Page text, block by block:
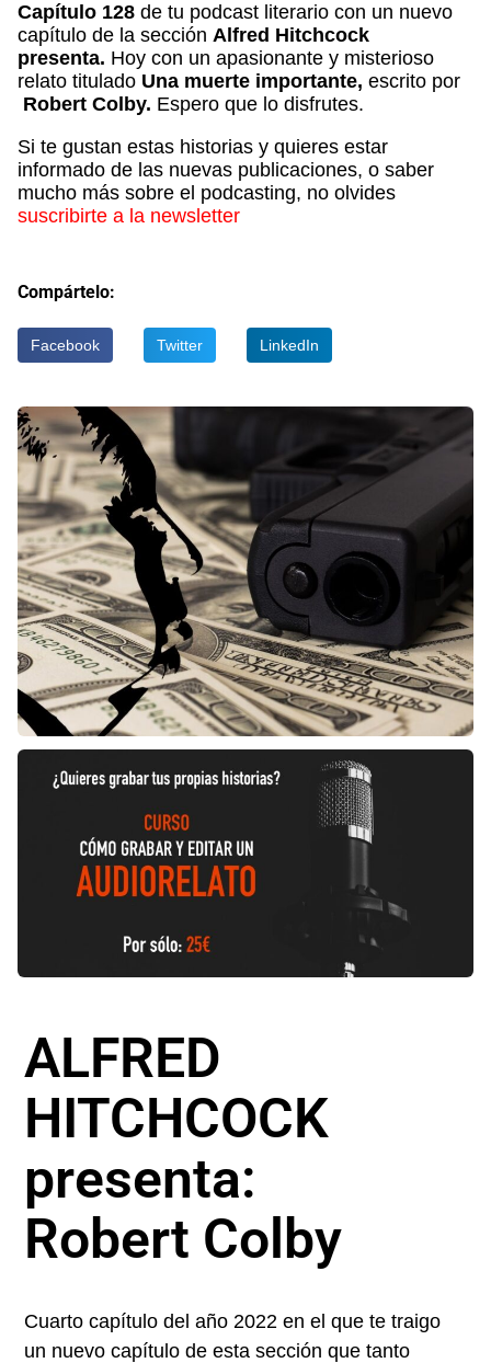
Capítulo 128 de tu podcast literario con un nuevo
capítulo de la sección Alfred Hitchcock
presenta. Hoy con un apasionante y misterioso
relato titulado Una muerte importante, escrito por
Robert Colby. Espero que lo disfrutes.
Si te gustan estas historias y quieres estar
informado de las nuevas publicaciones, o saber
mucho más sobre el podcasting, no olvides
suscribirte a la newsletter
Compártelo:
Facebook Twitter LinkedIn
ALFRED
HITCHCOCK
presenta:
Robert Colby
Cuarto capítulo del año 2022 en el que te traigo
un nuevo capítulo de esta sección que tanto